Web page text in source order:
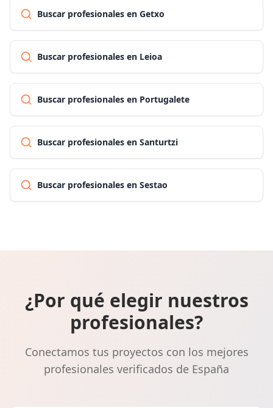
Buscar profesionales en Getxo
Buscar profesionales en Leioa
Buscar profesionales en Portugalete
Buscar profesionales en Santurtzi
Buscar profesionales en Sestao
¿Por qué elegir nuestros
profesionales?
Conectamos tus proyectos con los mejores
profesionales verificados de España